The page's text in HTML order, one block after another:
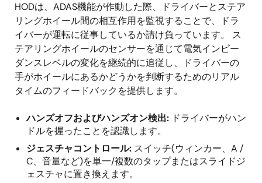
HODは、ADAS機能が作動した際、ドライバーとステア
リングホイール間の相互作用を監視することで、ドラ
イバーが運転に従事しているか請け負っています。 ス
テアリングホイールのセンサーを通じて電気インピー
ダンスレベルの変化を継続的に追従し、ドライバーの
手がホイールにあるかどうかを判断するためのリアル
タイムのフィードバックを提供します。
ハンズオフおよびハンズオン検出: ドライバーがハン
ドルを握ったことを認識します。
ジェスチャコントロール: スイッチ(ウィンカー、A /
C、音量など)を単一/複数のタップまたはスライドジ
ェスチャに置き換えます。